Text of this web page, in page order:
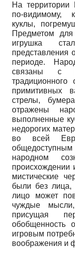
На территории
по-видимому,
куклы,
Предметом для
игрушка
представления
периоде.
связаны с
примитивных
стрелы,
отражены
выполненные
недорогих
во всей
народном
происхождении
мистические
были без лица,
лицо может
чуждые
присущая
обобщенность
игровым
воображения и